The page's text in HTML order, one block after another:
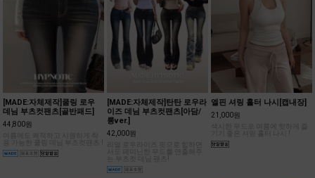
[MADE:자체제작]쿨링 로우
데님 부츠컷팬츠[골반패드]
44,800원
여름에도 쾌적하고 시원하게 착
용 가능한 쿨링 데님 부츠컷팬츠 !
[MADE:자체제작]탄탄 로우라
이즈 데님 부츠컷팬츠[아담/
롱ver.]
42,000원
는 부츠컷 데님 팬츠!
엘핀 셔링 홀터 나시[캡내장]
21,000원
기기 좋은 셔링 홀터 나시 !